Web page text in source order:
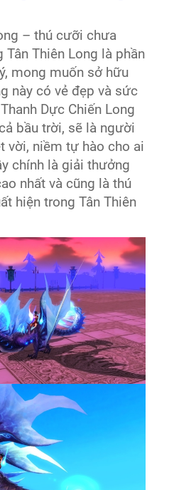
– thú cưỡi chưa
Thiên Long là phần
mong muốn sở hữu
này có vẻ đẹp và sức
Dực Chiến Long
bầu trời, sẽ là người
vời, niềm tự hào cho ai
chính là giải thưởng
nhất và cũng là thú
hiện trong Tân Thiên